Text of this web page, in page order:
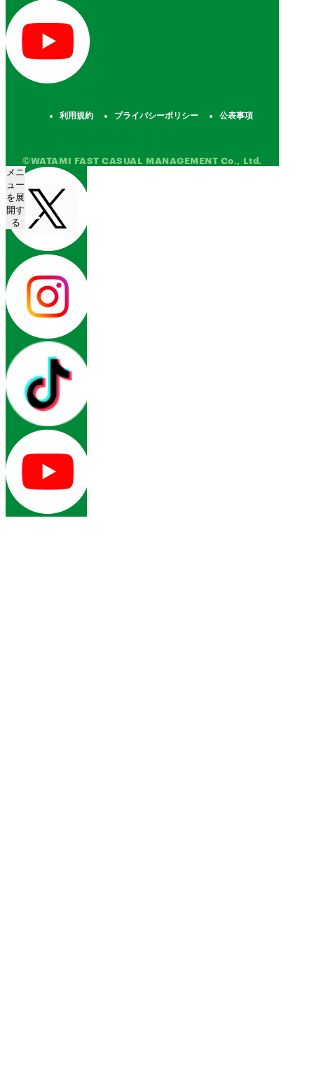
利用規約 プライバシーポリシー 公表事項
©WATAMI FAST CASUAL MANAGEMENT Co., Ltd.
メニ
ュー
を展
開す
る